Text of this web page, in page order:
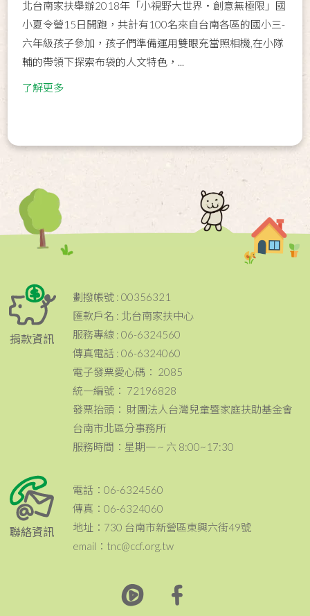
北台南家扶舉辦2018年「小視野大世界‧創意無極限」國
小夏令營15日開跑，共計有100名來自台南各區的國小三-
六年級孩子參加，孩子們準備運用雙眼充當照相機,在小隊
輔的帶領下探索布袋的人文特色，...
了解更多
捐款資訊
劃撥帳號 : 00356321
匯款戶名 : 北台南家扶中心
服務專線 : 06-6324560
傳真電話 : 06-6324060
電子發票愛心碼： 2085
統一編號： 72196828
發票抬頭： 財團法人台灣兒童暨家庭扶助基金會
台南市北區分事務所
服務時間：星期一 ~ 六 8:00~17:30
聯絡資訊
電話：06-6324560
傳真：06-6324060
地址：730 台南市新營區東興六街49號
email：tnc@ccf.org.tw